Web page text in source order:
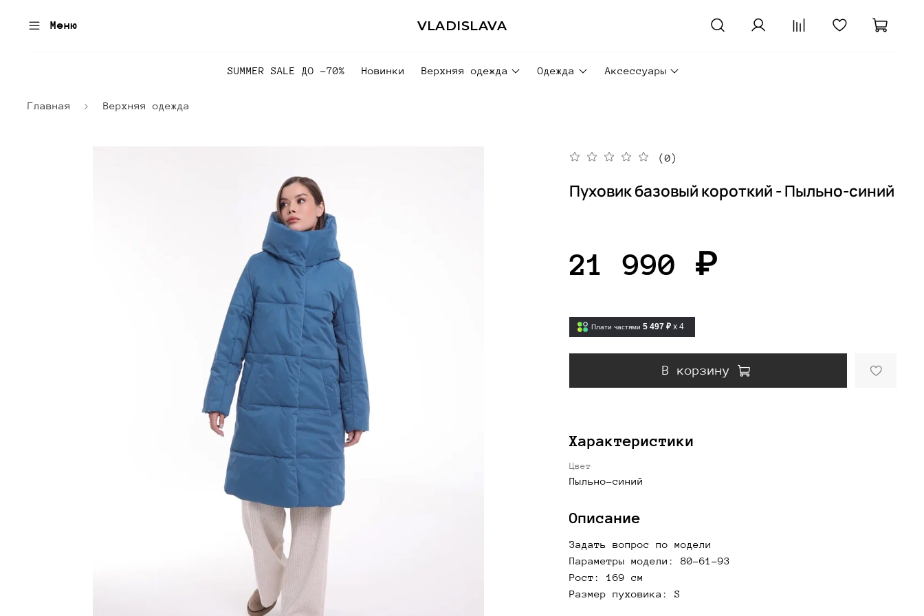
Меню VLADISLAVA
SUMMER SALE ДО -70% Новинки Верхняя одежда Одежда Аксессуары
Главная Верхняя одежда
(0)
Пуховик базовый короткий - Пыльно-синий
21 990 ₽
Плати частями 5 497 ₽ x 4
В корзину
Характеристики
Цвет
Пыльно-синий
Описание
Задать вопрос по модели
Параметры модели: 80-61-93
Рост: 169 см
Размер пуховика: S